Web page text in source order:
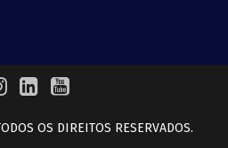
OS DIREITOS RESERVADOS.